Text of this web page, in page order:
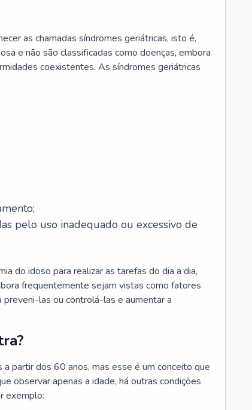
as chamadas síndromes geriátricas, isto é,
e não são classificadas como doenças, embora
coexistentes. As síndromes geriátricas
pelo uso inadequado ou excessivo de
do idoso para realizar as tarefas do dia a dia,
frequentemente sejam vistas como fatores
las ou controlá-las e aumentar a
partir dos 60 anos, mas esse é um conceito que
observar apenas a idade, há outras condições
exemplo: